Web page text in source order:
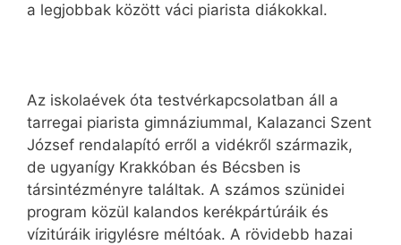
a legjobbak között váci piarista diákokkal.
Az iskolaévek óta testvérkapcsolatban áll a
tarregai piarista gimnáziummal, Kalazanci Szent
József rendalapító erről a vidékről származik,
de ugyanígy Krakkóban és Bécsben is
társintézményre találtak. A számos szünidei
program közül kalandos kerékpártúráik és
vízitúráik irigylésre méltóak. A rövidebb hazai